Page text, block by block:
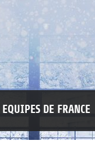
EQUIPES DE FRANCE